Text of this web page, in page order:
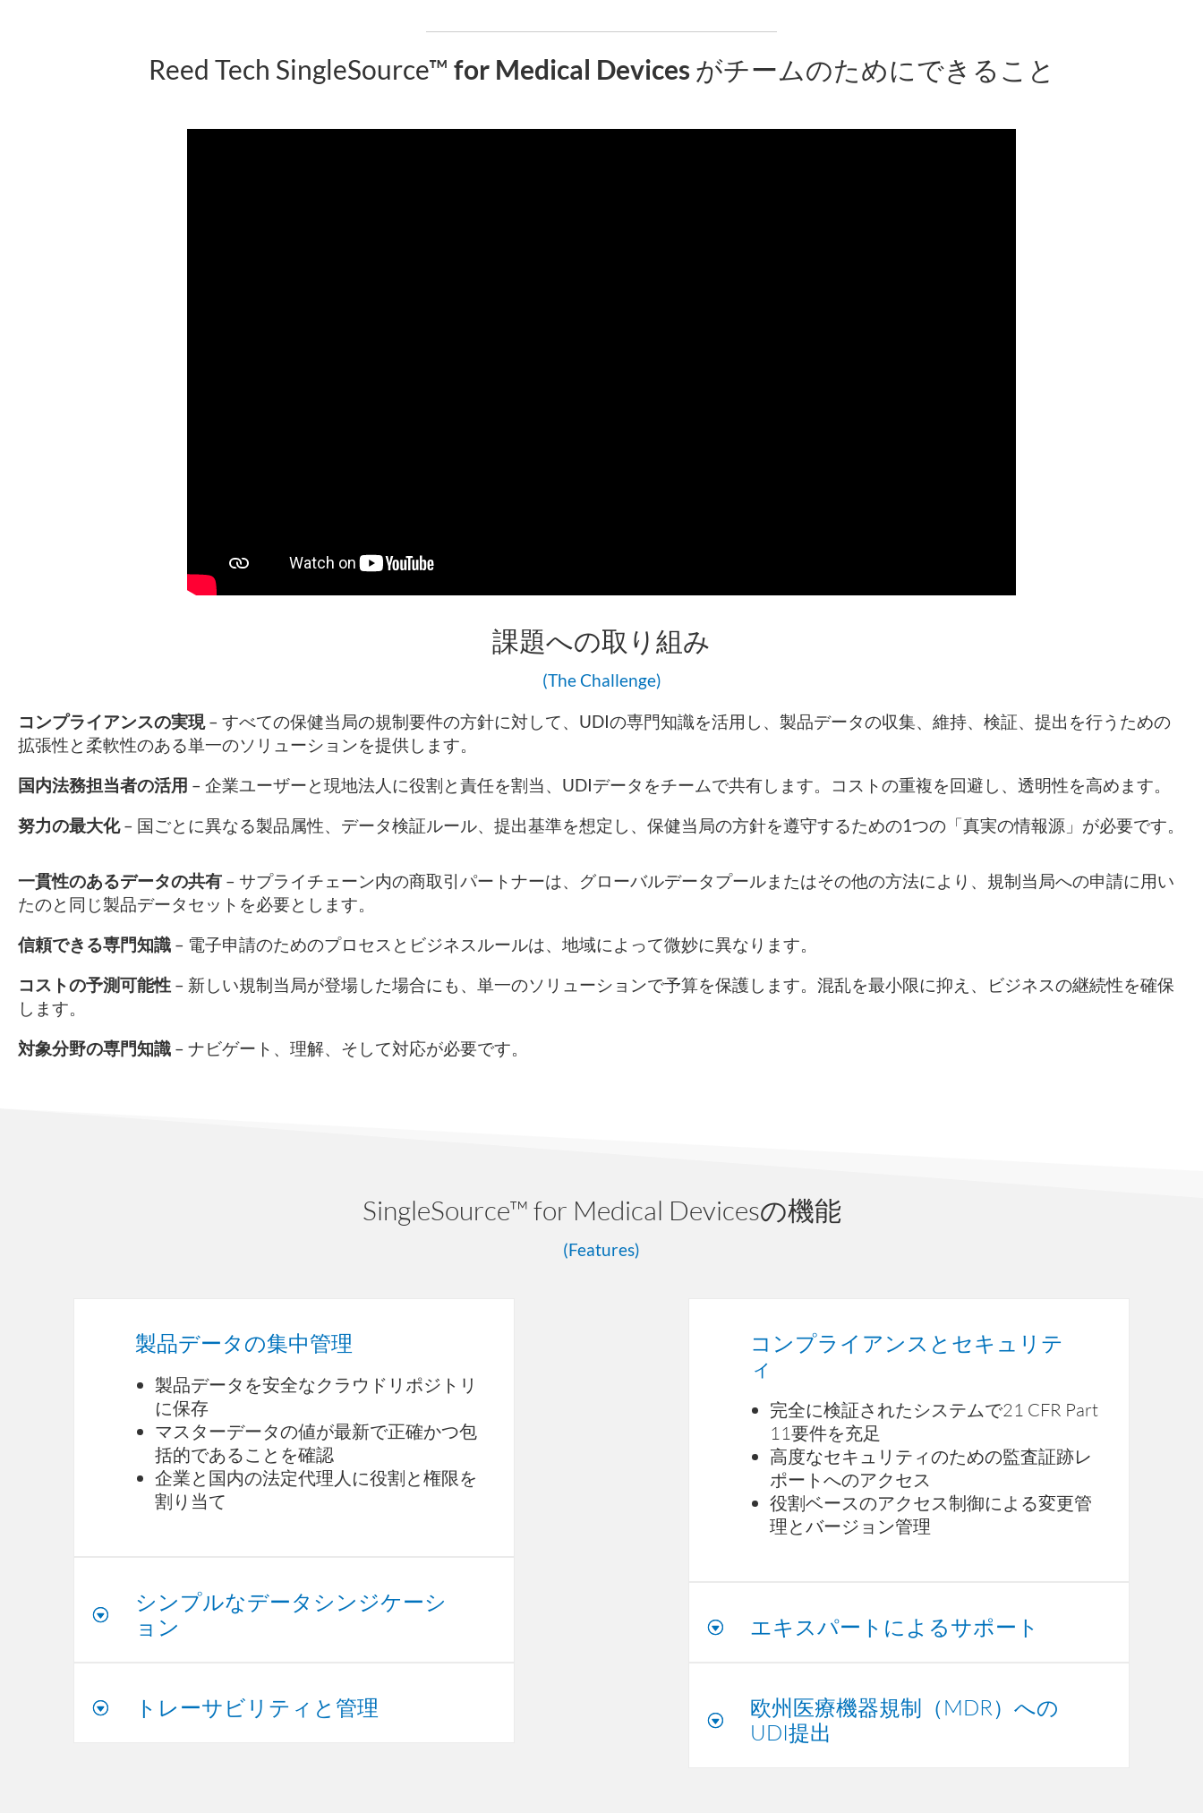
Reed Tech SingleSource™ for Medical Devices がチームのためにできること
課題への取り組み
(The Challenge)
コンプライアンスの実現– すべての保健当局の規制要件の方針に対して、UDIの専門知識を活用し、製品データの収集、維持、検証、提出を行うための
拡張性と柔軟性のある単一のソリューションを提供します。
国内法務担当者の活用 – 企業ユーザーと現地法人に役割と責任を割当、UDIデータをチームで共有します。コストの重複を回避し、透明性を高めます。
努力の最大化– 国ごとに異なる製品属性、データ検証ルール、提出基準を想定し、保健当局の方針を遵守するための1つの「真実の情報源」が必要です。
一貫性のあるデータの共有 – サプライチェーン内の商取引パートナーは、グローバルデータプールまたはその他の方法により、規制当局への申請に用い
たのと同じ製品データセットを必要とします。
信頼できる専門知識 – 電子申請のためのプロセスとビジネスルールは、地域によって微妙に異なります。
コストの予測可能性 – 新しい規制当局が登場した場合にも、単一のソリューションで予算を保護します。混乱を最小限に抑え、ビジネスの継続性を確保
します。
対象分野の専門知識 – ナビゲート、理解、そして対応が必要です。
SingleSource™ for Medical Devicesの機能
(Features)
製品データの集中管理
製品データを安全なクラウドリポジトリ
に保存
マスターデータの値が最新で正確かつ包
括的であることを確認
企業と国内の法定代理人に役割と権限を
割り当て
シンプルなデータシンジケーシ
ョン
トレーサビリティと管理
コンプライアンスとセキュリテ
ィ
完全に検証されたシステムで21 CFR Part
11要件を充足
高度なセキュリティのための監査証跡レ
ポートへのアクセス
役割ベースのアクセス制御による変更管
理とバージョン管理
エキスパートによるサポート
欧州医療機器規制（MDR）への
UDI提出